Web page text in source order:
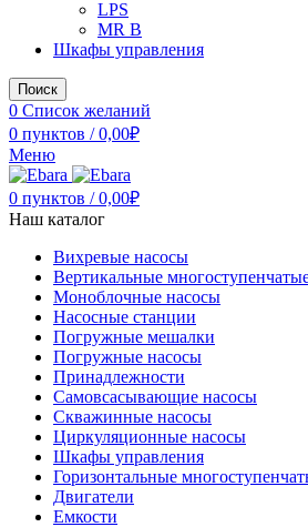
LPS
MR B
Шкафы управления
Поиск
0 Список желаний
0 пунктов / 0,00₽
Меню
0 пунктов / 0,00₽
Наш каталог
Вихревые насосы
Вертикальные
Моноблочные насосы
Насосные станции
Погружные мешалки
Погружные насосы
Принадлежности
Самовсасывающие насосы
Скважинные насосы
Циркуляционные насосы
Шкафы управления
Горизонтальные
Двигатели
Емкости